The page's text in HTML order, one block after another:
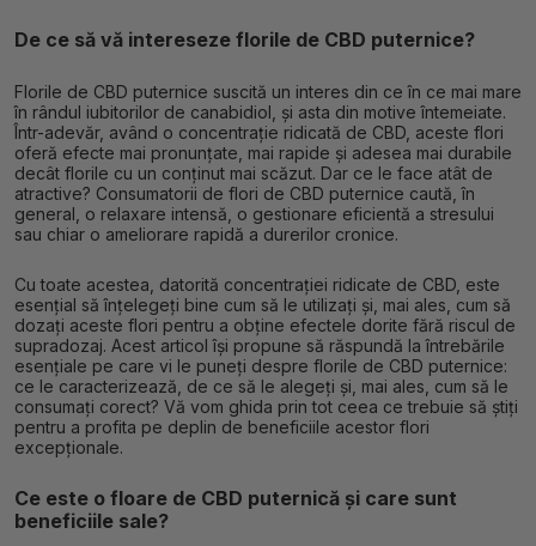
De ce să vă intereseze florile de CBD puternice?
Florile de CBD puternice suscită un interes din ce în ce mai mare
în rândul iubitorilor de canabidiol, și asta din motive întemeiate.
Într-adevăr, având o concentrație ridicată de CBD, aceste flori
oferă efecte mai pronunțate, mai rapide și adesea mai durabile
decât florile cu un conținut mai scăzut. Dar ce le face atât de
atractive? Consumatorii de flori de CBD puternice caută, în
general, o relaxare intensă, o gestionare eficientă a stresului
sau chiar o ameliorare rapidă a durerilor cronice.
Cu toate acestea, datorită concentrației ridicate de CBD, este
esențial să înțelegeți bine cum să le utilizați și, mai ales, cum să
dozați aceste flori pentru a obține efectele dorite fără riscul de
supradozaj. Acest articol își propune să răspundă la întrebările
esențiale pe care vi le puneți despre florile de CBD puternice:
ce le caracterizează, de ce să le alegeți și, mai ales, cum să le
consumați corect? Vă vom ghida prin tot ceea ce trebuie să știți
pentru a profita pe deplin de beneficiile acestor flori
excepționale.
Ce este o floare de CBD puternică și care sunt
beneficiile sale?